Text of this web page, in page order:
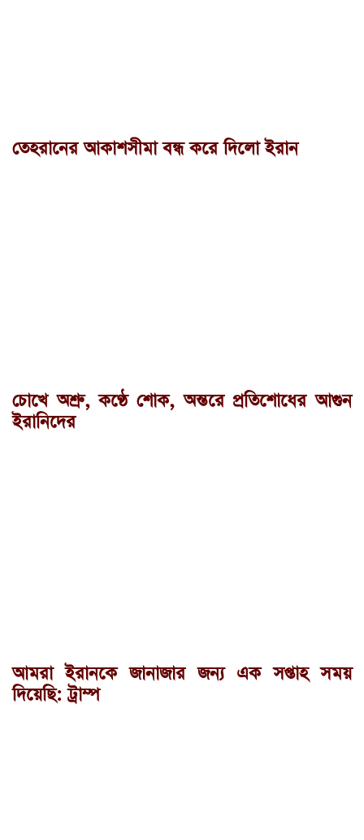
তেহরানের আকাশসীমা বন্ধ করে দিলো ইরান
চোখে অশ্রু, কণ্ঠে শোক, অন্তরে প্রতিশোধের আগুন
ইরানিদের
আমরা ইরানকে জানাজার জন্য এক সপ্তাহ সময়
দিয়েছি: ট্রাম্প